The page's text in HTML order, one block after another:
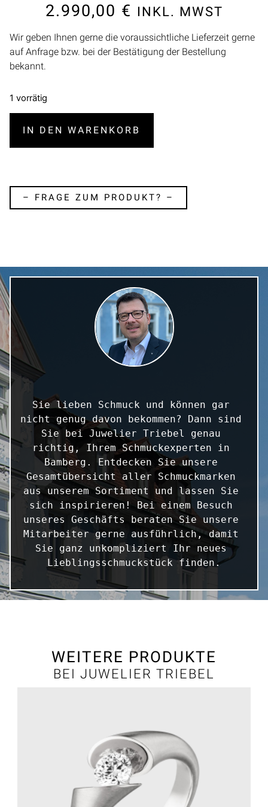
2.990,00 € INKL. MWST
Wir geben Ihnen gerne die voraussichtliche Lieferzeit gerne
auf Anfrage bzw. bei der Bestätigung der Bestellung
bekannt.
1 vorrätig
IN DEN WARENKORB
– FRAGE ZUM PRODUKT? –
Sie lieben Schmuck und können gar
nicht genug davon bekommen? Dann sind
Sie bei Juwelier Triebel genau
richtig, Ihrem Schmuckexperten in
Bamberg. Entdecken Sie unsere
Gesamtübersicht aller Schmuckmarken
aus unserem Sortiment und lassen Sie
sich inspirieren! Bei einem Besuch
unseres Geschäfts beraten Sie unsere
Mitarbeiter gerne ausführlich, damit
Sie ganz unkompliziert Ihr neues
Lieblingsschmuckstück finden.
WEITERE PRODUKTE
BEI JUWELIER TRIEBEL